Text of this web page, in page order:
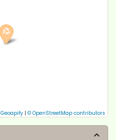
Geoapify | © OpenStreetMap contributors